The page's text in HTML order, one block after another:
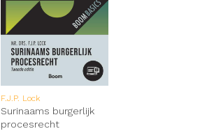
F.J.P. Lock
Surinaams burgerlijk
procesrecht